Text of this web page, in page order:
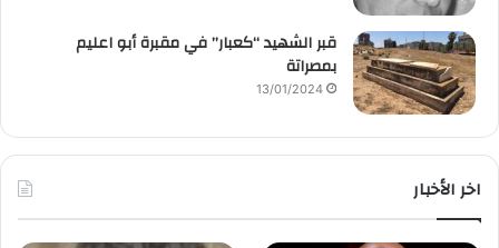
قبر الشهيد “كعبار” في مقبرة أبو اعليم
بمصراتة
13/01/2024
اخر الأخبار